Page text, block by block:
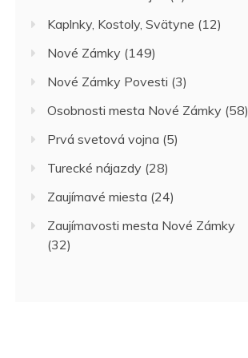
Kaplnky, Kostoly, Svätyne (12)
Nové Zámky (149)
Nové Zámky Povesti (3)
Osobnosti mesta Nové Zámky (58)
Prvá svetová vojna (5)
Turecké nájazdy (28)
Zaujímavé miesta (24)
Zaujímavosti mesta Nové Zámky
(32)